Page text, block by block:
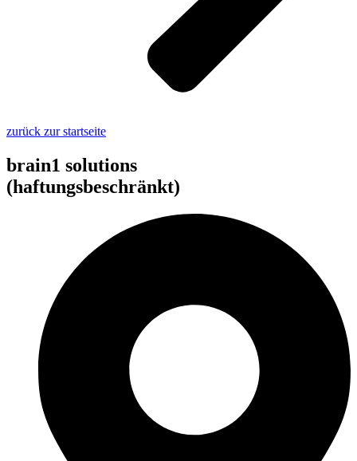
zurück zur startseite
brain1 solutions
(haftungsbeschränkt)